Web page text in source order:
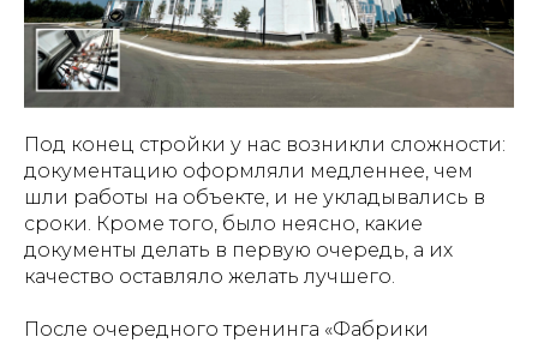
Под конец стройки у нас возникли сложности:
документацию оформляли медленнее, чем
шли работы на объекте, и не укладывались в
сроки. Кроме того, было неясно, какие
документы делать в первую очередь, а их
качество оставляло желать лучшего.
После очередного тренинга «Фабрики